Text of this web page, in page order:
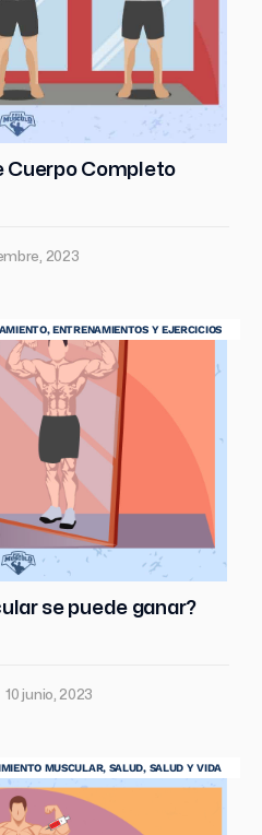
Cuerpo Completo
2023
,ENTRENAMIENTOS Y EJERCICIOS
se puede ganar?
10 junio, 2023
MUSCULAR, SALUD, SALUD Y VIDA